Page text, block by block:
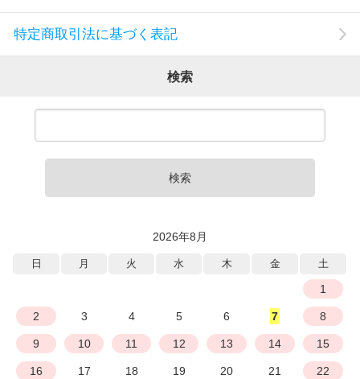
特定商取引法に基づく表記
検索
検索
2026年8月
日 月 火 水 木 金 土
1
2 3 4 5 6 7 8
9 10 11 12 13 14 15
16 17 18 19 20 21 22